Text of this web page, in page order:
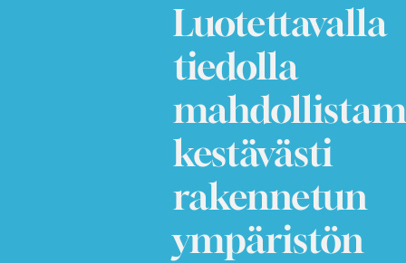
Luotettavalla
tiedolla
kestävästi
rakennetun
ympäristön